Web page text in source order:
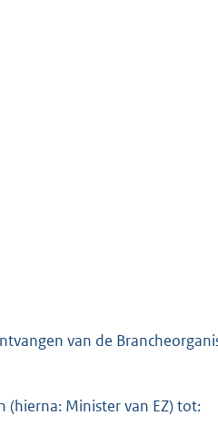
van de
(hierna: Minister van EZ) tot: